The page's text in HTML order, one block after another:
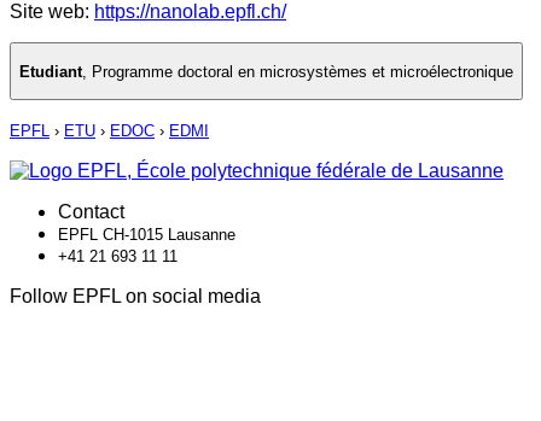
Site web: https://nanolab.epfl.ch/
Etudiant Programme doctoral en microsystèmes et microélectronique
EPFL › ETU › EDOC › EDMI
Contact
EPFL CH-1015 Lausanne
+41 21 693 11 11
Follow EPFL on social media